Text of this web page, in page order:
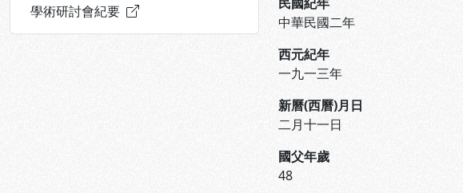
學術研討會紀要
中華民國二年
西元紀年
一九一三年
新曆(西曆)月日
二月十一日
國父年歲
48